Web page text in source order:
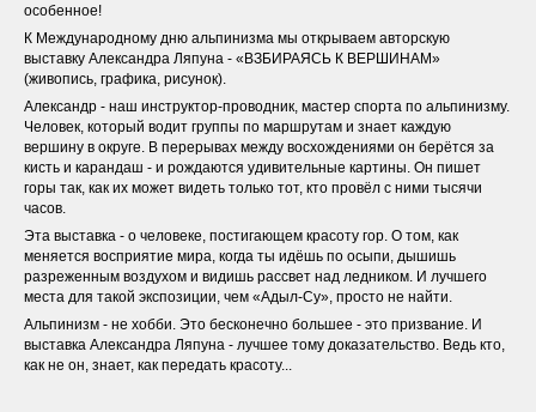
особенное!
К Международному дню альпинизма мы открываем авторскую
выставку Александра Ляпуна - «ВЗБИРАЯСЬ К ВЕРШИНАМ»
(живопись, графика, рисунок).
Александр - наш инструктор-проводник, мастер спорта по альпинизму.
Человек, который водит группы по маршрутам и знает каждую
вершину в округе. В перерывах между восхождениями он берётся за
кисть и карандаш - и рождаются удивительные картины. Он пишет
горы так, как их может видеть только тот, кто провёл с ними тысячи
часов.
Эта выставка - о человеке, постигающем красоту гор. О том, как
меняется восприятие мира, когда ты идёшь по осыпи, дышишь
разреженным воздухом и видишь рассвет над ледником. И лучшего
места для такой экспозиции, чем «Адыл-Су», просто не найти.
Альпинизм - не хобби. Это бесконечно большее - это призвание. И
выставка Александра Ляпуна - лучшее тому доказательство. Ведь кто,
как не он, знает, как передать красоту...